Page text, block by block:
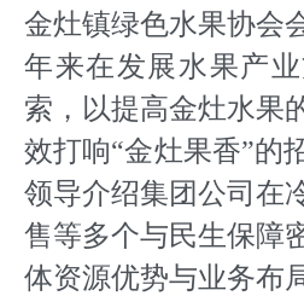
金灶镇绿色水果协会
年来在发展水果产
索，以提高金灶水果
效打响“金灶果香”的
领导介绍集团公司在
售等多个与民生保障
体资源优势与业务布